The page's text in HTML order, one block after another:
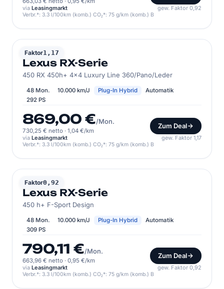
via Leasingmarkt gew. Faktor 0,92
Verbr.*: 3.3 l/100km (komb.) CO₂*: 75 g/km (komb.) B
Faktor1,17
LEXUS
Lexus RX-Serie
450 RX 450h+ 4x4 Luxury Line 360/Pano/Leder
48 Mon. 10.000 km/J Plug-In Hybrid
Automatik
292 PS
869,00 €/Mon.
730,25 € netto · 1,04 €/km
Zum Deal
via Leasingmarkt gew. Faktor 1,17
Verbr.*: 3.3 l/100km (komb.) CO₂*: 75 g/km (komb.) B
Faktor0,92
LEXUS
Lexus RX-Serie
450 h+ F-Sport Design
48 Mon. 10.000 km/J Plug-In Hybrid
Automatik
309 PS
790,11 €/Mon.
663,96 € netto · 0,95 €/km
Zum Deal
via Leasingmarkt gew. Faktor 0,92
Verbr.*: 3.3 l/100km (komb.) CO₂*: 75 g/km (komb.) B